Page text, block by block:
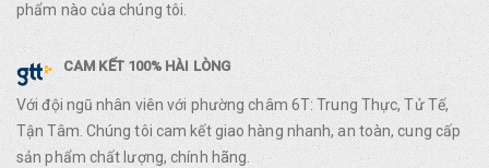
phẩm nào của chúng tôi.
CAM KẾT 100% HÀI LÒNG
Với đội ngũ nhân viên với phường châm 6T: Trung Thực, Tử Tế,
Tận Tâm. Chúng tôi cam kết giao hàng nhanh, an toàn, cung cấp
sản phẩm chất lượng, chính hãng.